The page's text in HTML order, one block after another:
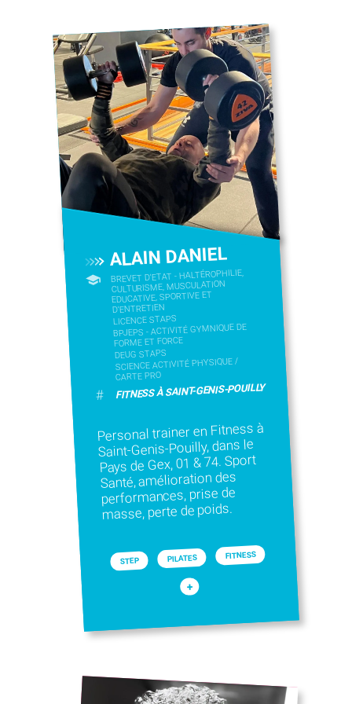
ALAIN DANIEL
BREVET D'ETAT - HALTÉROPHILIE,
CULTURISME, MUSCULATION
EDUCATIVE, SPORTIVE ET
D'ENTRETIEN
LICENCE STAPS
BPJEPS - ACTIVITÉ GYMNIQUE DE
FORME ET FORCE
DEUG STAPS
SCIENCE ACTIVITÉ PHYSIQUE /
CARTE PRO
# FITNESS À SAINT-GENIS-POUILLY
Personal trainer en Fitness à
Saint-Genis-Pouilly, dans le
Pays de Gex, 01 & 74. Sport
Santé, amélioration des
performances, prise de
masse, perte de poids.
STEP PILATES FITNESS
+